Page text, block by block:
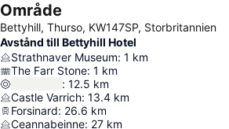
Område
Bettyhill, Thurso, KW147SP, Storbritannien
Avstånd till Bettyhill Hotel
Strathnaver Museum: 1 km
The Farr Stone: 1 km
: 12.5 km
Castle Varrich: 13.4 km
Forsinard: 26.6 km
Ceannabeinne: 27 km